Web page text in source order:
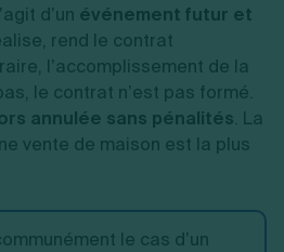
d’un événement futur et
rend le contrat
l’accomplissement de la
le contrat n’est pas formé.
annulée sans pénalités. La
vente de maison est la plus
le cas d’un